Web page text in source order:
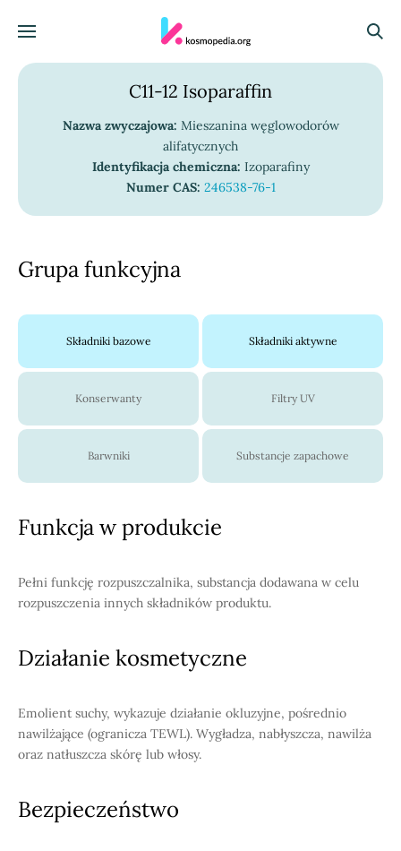
Menu
C11-12 Isoparaffin
Nazwa zwyczajowa: Mieszanina węglowodorów
alifatycznych
Identyfikacja chemiczna: Izoparafiny
Numer CAS: 246538-76-1
Grupa funkcyjna
Składniki bazowe Składniki aktywne
Konserwanty Filtry UV
Barwniki Substancje zapachowe
Funkcja w produkcie
Pełni funkcję rozpuszczalnika, substancja dodawana w celu
rozpuszczenia innych składników produktu.
Działanie kosmetyczne
Emolient suchy, wykazuje działanie okluzyjne, pośrednio
nawilżające (ogranicza TEWL). Wygładza, nabłyszcza, nawilża
oraz natłuszcza skórę lub włosy.
Bezpieczeństwo